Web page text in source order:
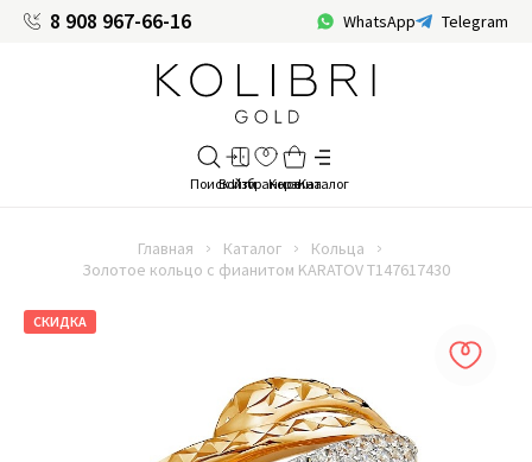
8 908 967-66-16 WhatsApp Telegram
Главная Каталог
Кольца
Золотое кольцо с фианитом KARATOV Т147617430
СКИДКА